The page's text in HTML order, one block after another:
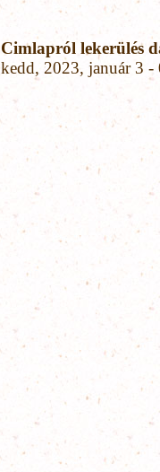
Cimlapról lekerülés
kedd, 2023, január 3 -